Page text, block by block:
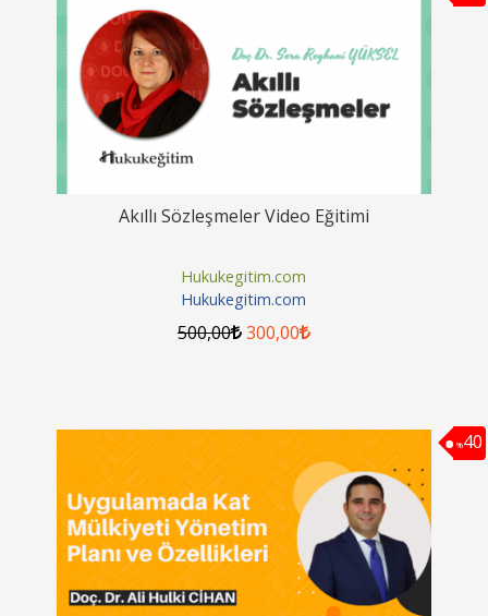
Akıllı Sözleşmeler Video Eğitimi
Hukukegitim.com
Hukukegitim.com
500,00 300,00
%40